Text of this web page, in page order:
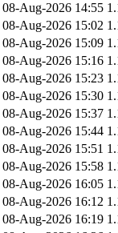
08-Aug-2026 14:55
08-Aug-2026 15:02
08-Aug-2026 15:09
08-Aug-2026 15:16
08-Aug-2026 15:23
08-Aug-2026 15:30
08-Aug-2026 15:37
08-Aug-2026 15:44
08-Aug-2026 15:51
08-Aug-2026 15:58
08-Aug-2026 16:05
08-Aug-2026 16:12
08-Aug-2026 16:19